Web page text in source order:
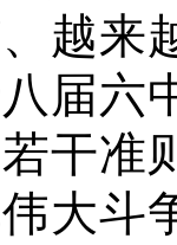
越来
届六
干准
大斗